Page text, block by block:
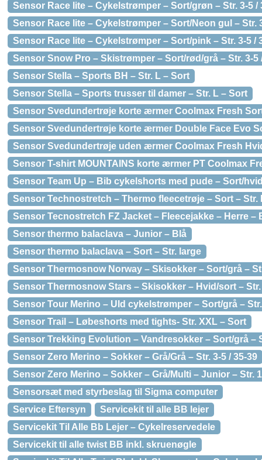
Sensor Race lite – Cykelstrømper – Sort/grøn – Str. 3-5 /
Sensor Race lite – Cykelstrømper – Sort/Neon gul – Str.
Sensor Race lite – Cykelstrømper – Sort/pink – Str. 3-5 /
Sensor Snow Pro – Skistrømper – Sort/rød/grå – Str. 3-5
Sensor Stella – Sports BH – Str. L – Sort
Sensor Stella – Sports trusser til damer – Str. L – Sort
Sensor Svedundertrøje korte ærmer Coolmax Fresh
Sensor Svedundertrøje korte ærmer Double Face Evo
Sensor Svedundertrøje uden ærmer Coolmax Fresh
Sensor T-shirt MOUNTAINS korte ærmer PT Coolmax
Sensor Team Up – Bib cykelshorts med pude – Sort/
Sensor Technostretch – Thermo fleecetrøje – Sort – Str.
Sensor Tecnostretch FZ Jacket – Fleecejakke – Herre –
Sensor thermo balaclava – Junior – Blå
Sensor thermo balaclava – Sort – Str. large
Sensor Thermosnow Norway – Skisokker – Sort/grå –
Sensor Thermosnow Stars – Skisokker – Hvid/sort – Str.
Sensor Tour Merino – Uld cykelstrømper – Sort/grå – Str.
Sensor Trail – Løbeshorts med tights- Str. XXL – Sort
Sensor Trekking Evolution – Vandresokker – Sort/grå –
Sensor Zero Merino – Sokker – Grå/Grå – Str. 3-5 / 35-39
Sensor Zero Merino – Sokker – Grå/Multi – Junior – Str.
Sensorsæt med styrbeslag til Sigma computer
Service Eftersyn
Servicekit til alle BB lejer
Servicekit Til Alle Bb Lejer – Cykelreservedele
Servicekit til alle twist BB inkl. skruenøgle